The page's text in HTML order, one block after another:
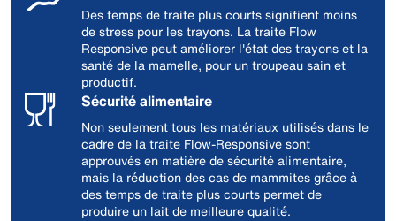
Des temps de traite plus courts signifient moins
de stress pour les trayons. La traite Flow
Responsive peut améliorer l'état des trayons et la
santé de la mamelle, pour un troupeau sain et
productif.
Sécurité alimentaire
Non seulement tous les matériaux utilisés dans le
cadre de la traite Flow-Responsive sont
approuvés en matière de sécurité alimentaire,
mais la réduction des cas de mammites grâce à
des temps de traite plus courts permet de
produire un lait de meilleure qualité.